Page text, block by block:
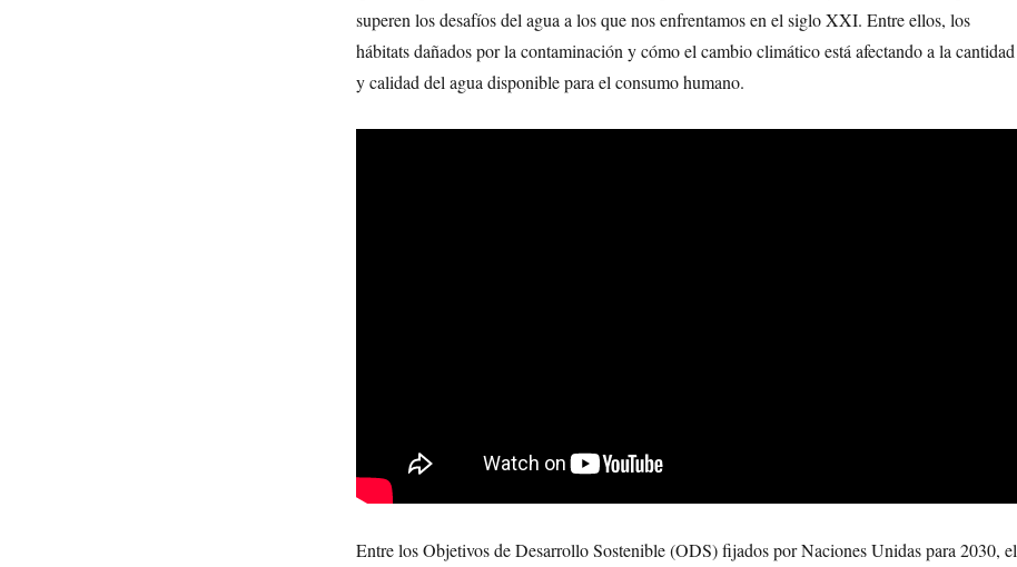
superen los desafíos del agua a los que nos enfrentamos en el siglo XXI. Entre ellos, los
hábitats dañados por la contaminación y cómo el cambio climático está afectando a la cantidad
y calidad del agua disponible para el consumo humano.
Entre los Objetivos de Desarrollo Sostenible (ODS) fijados por Naciones Unidas para 2030, el